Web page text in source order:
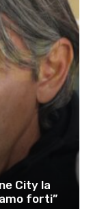
City la
forti”